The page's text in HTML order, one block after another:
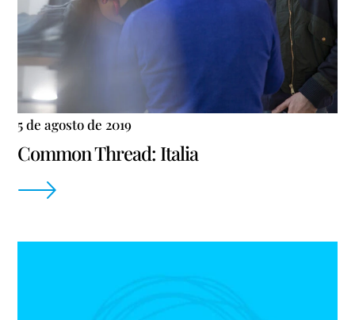
5 de agosto de 2019
Common Thread: Italia